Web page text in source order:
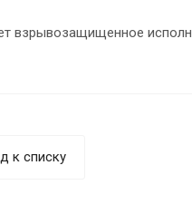
взрывозащищенное
к списку